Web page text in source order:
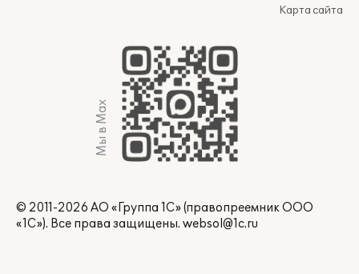
Карта сайта
Мы в Max
© 2011-2026 АО «Группа 1С» (правопреемник ООО
«1С»). Все права защищены. websol@1c.ru